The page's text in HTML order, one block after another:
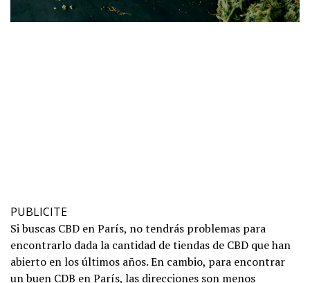
PUBLICITE
Si buscas CBD en París, no tendrás problemas para
encontrarlo dada la cantidad de tiendas de CBD que han
abierto en los últimos años. En cambio, para encontrar
un buen CDB en París, las direcciones son menos